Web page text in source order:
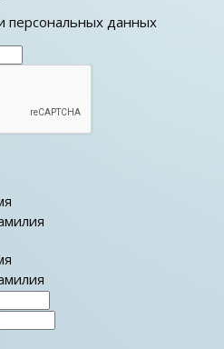
персональных данных